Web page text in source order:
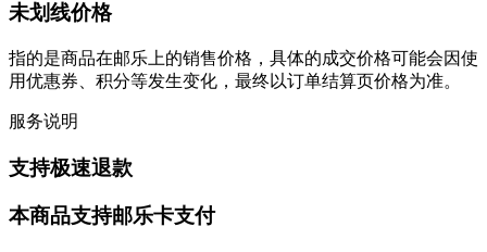
未划线价格
指的是商品在邮乐上的销售价格，具体的成交价格可能会因使
用优惠券、积分等发生变化，最终以订单结算页价格为准。
服务说明
支持极速退款
本商品支持邮乐卡支付